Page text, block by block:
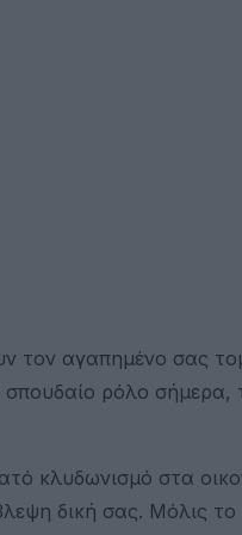
τον αγαπημένο σας
ρόλο σήμερα,
κλυδωνισμό στα
δική σας. Μόλις